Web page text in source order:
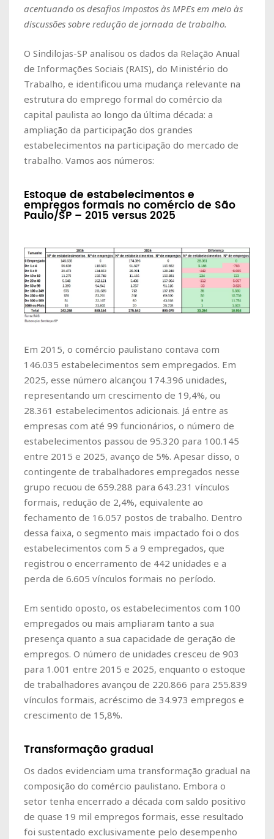
acentuando os desafios impostos às MPEs em meio às
discussões sobre redução de jornada de trabalho.
O Sindilojas-SP analisou os dados da Relação Anual
de Informações Sociais (RAIS), do Ministério do
Trabalho, e identificou uma mudança relevante na
estrutura do emprego formal do comércio da
capital paulista ao longo da última década: a
ampliação da participação dos grandes
estabelecimentos na participação do mercado de
trabalho. Vamos aos números:
Estoque de estabelecimentos e
empregos formais no comércio de São
Paulo/SP – 2015 versus2025
Em 2015, o comércio paulistano contava com
146.035 estabelecimentos sem empregados. Em
2025, esse número alcançou 174.396 unidades,
representando um crescimento de 19,4%, ou
28.361 estabelecimentos adicionais. Já entre as
empresas com até 99 funcionários, o número de
estabelecimentos passou de 95.320 para 100.145
entre 2015 e 2025, avanço de 5%. Apesar disso, o
contingente de trabalhadores empregados nesse
grupo recuou de 659.288 para 643.231 vínculos
formais, redução de 2,4%, equivalente ao
fechamento de 16.057 postos de trabalho. Dentro
dessa faixa, o segmento mais impactado foi o dos
estabelecimentos com 5 a 9 empregados, que
registrou o encerramento de 442 unidades e a
perda de 6.605 vínculos formais no período.
Em sentido oposto, os estabelecimentos com 100
empregados ou mais ampliaram tanto a sua
presença quanto a sua capacidade de geração de
empregos. O número de unidades cresceu de 903
para 1.001 entre 2015 e 2025, enquanto o estoque
de trabalhadores avançou de 220.866 para 255.839
vínculos formais, acréscimo de 34.973 empregos e
crescimento de 15,8%.
Transformação gradual
Os dados evidenciam uma transformação gradual na
composição do comércio paulistano. Embora o
setor tenha encerrado a década com saldo positivo
de quase 19 mil empregos formais, esse resultado
foi sustentado exclusivamente pelo desempenho